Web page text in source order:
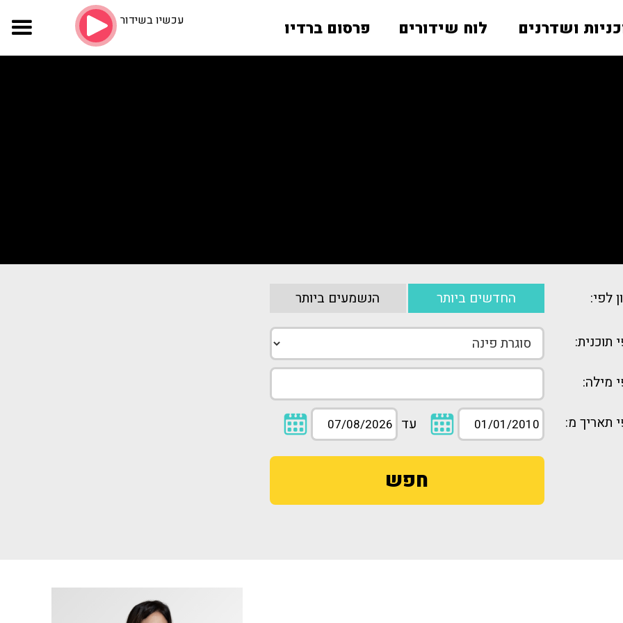
ושדרנים לוח שידורים פרסום ברדיו עכשיו בשידור
לפי: החדשים ביותר הנשמעים ביותר
תוכנית:
מילה:
תאריך מ: עד
חפש